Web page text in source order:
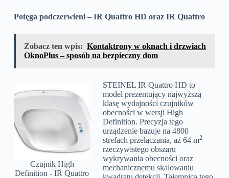
Potęga podczerwieni – IR Quattro HD oraz IR Quattro
Zobacz ten wpis: Kontaktrony w oknach i drzwiach
OknoPlus – sposób na bezpieczny dom
Czujnik High
Definition - IR Quattro
STEINEL IR Quattro HD to
model prezentujący najwyższą
klasę wydajności czujników
obecności w wersji High
Definition. Precyzja tego
urządzenie bazuje na 4800
strefach przełączania, aż 64 m2
rzeczywistego obszaru
wykrywania obecności oraz
mechanicznemu skalowaniu